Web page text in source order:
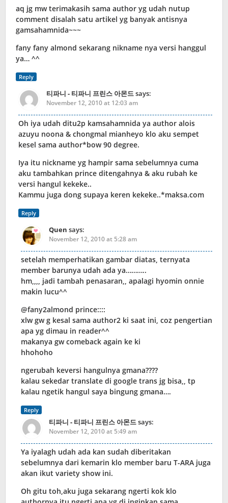
aq jg mw terimakasih sama author yg udah nutup
comment disalah satu artikel yg banyak antisnya
gamsahamnida~~~
fany fany almond sekarang nikname nya versi hanggul
ya… ^^
Reply
티파니 - 티파니 프린스 아몬드says:
November 12, 2010 at 12:03 am
Oh iya udah ditu2p kamsahamnida ya author alois
azuyu noona & chongmal mianheyo klo aku sempet
kesel sama author*bow 90 degree.
Iya itu nickname yg hampir sama sebelumnya cuma
aku tambahkan prince ditengahnya & aku rubah ke
versi hangul kekeke..
Kammu juga dong supaya keren kekeke..*maksa.com
Reply
Quen says:
November 12, 2010 at 5:28 am
setelah memperhatikan gambar diatas, ternyata
member barunya udah ada ya………..
hm,,,, jadi tambah penasaran,, apalagi hyomin onnie
makin lucu^^
@fany2almond prince::::
xlw gw g kesal sama author2 ki saat ini, coz pengertian
apa yg dimau in reader^^
makanya gw comeback again ke ki
hhohoho
ngerubah keversi hangulnya gmana????
kalau sekedar translate di google trans jg bisa,, tp
kalau ngetik hangul saya bingung gmana….
Reply
티파니 - 티파니 프린스 아몬드says:
November 12, 2010 at 5:49 am
Ya iyalagh udah ada kan sudah diberitakan
sebelumnya dari kemarin klo member baru T-ARA juga
akan ikut variety show ini.
Oh gitu toh,aku juga sekarang ngerti kok klo